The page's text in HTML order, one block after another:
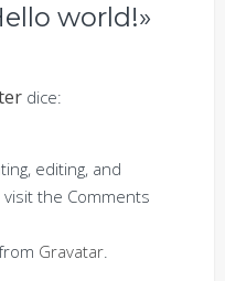
world!»
dice:
editing, and
the Comments
Gravatar.